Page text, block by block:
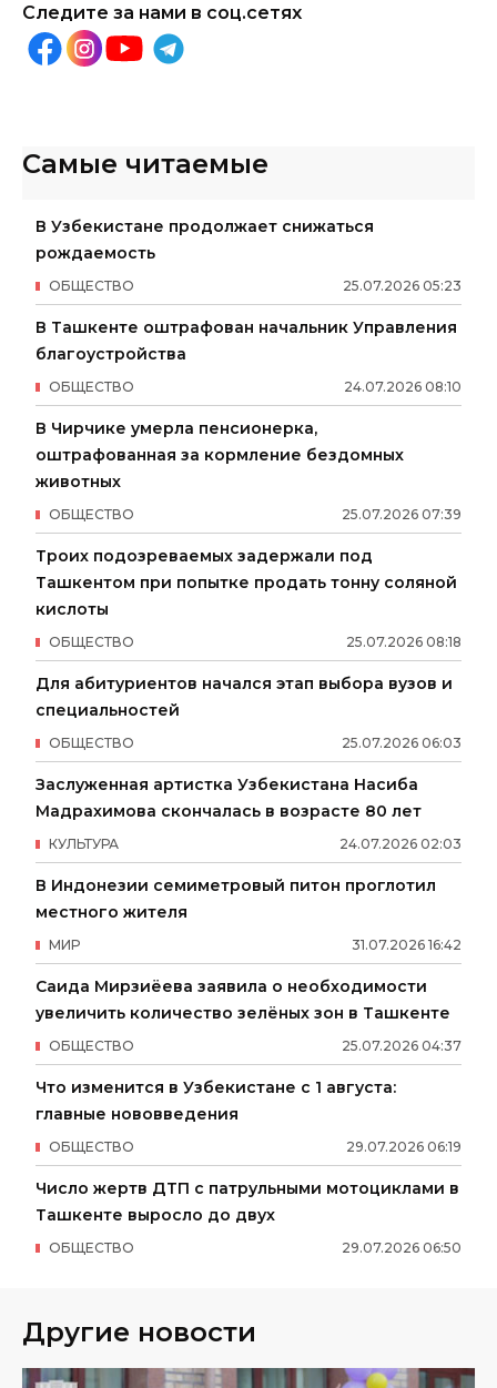
Следите за нами в соц.сетях
Самые читаемые
В Узбекистане продолжает снижаться
рождаемость
25.07.2026 05:23
ОБЩЕСТВО
В Ташкенте оштрафован начальник Управления
благоустройства
24.07.2026 08:10
ОБЩЕСТВО
В Чирчике умерла пенсионерка,
оштрафованная за кормление бездомных
животных
25.07.2026 07:39
ОБЩЕСТВО
Троих подозреваемых задержали под
Ташкентом при попытке продать тонну соляной
кислоты
25.07.2026 08:18
ОБЩЕСТВО
Для абитуриентов начался этап выбора вузов и
специальностей
25.07.2026 06:03
ОБЩЕСТВО
Заслуженная артистка Узбекистана Насиба
Мадрахимова скончалась в возрасте 80 лет
24.07.2026 02:03
КУЛЬТУРА
В Индонезии семиметровый питон проглотил
местного жителя
31.07.2026 16:42
МИР
Саида Мирзиёева заявила о необходимости
увеличить количество зелёных зон в Ташкенте
25.07.2026 04:37
ОБЩЕСТВО
Что изменится в Узбекистане с 1 августа:
главные нововведения
29.07.2026 06:19
ОБЩЕСТВО
Число жертв ДТП с патрульными мотоциклами в
Ташкенте выросло до двух
29.07.2026 06:50
ОБЩЕСТВО
Другие новости